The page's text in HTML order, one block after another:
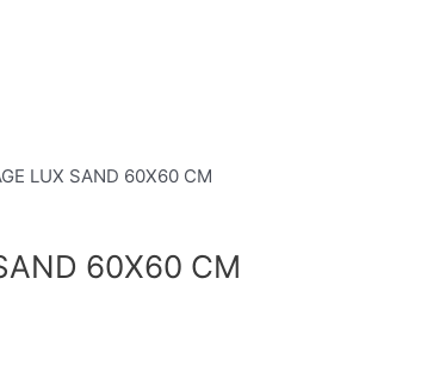
LUX SAND 60X60 CM
60X60 CM